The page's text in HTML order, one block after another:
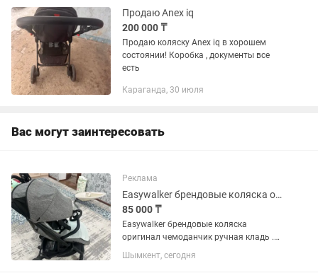
Продаю Anex iq
200 000 ₸
Продаю коляску Anex iq в хорошем
состоянии! Коробка , документы все
есть
Караганда, 30 июля
Вас могут заинтересовать
Реклама
Easywalker брендовые коляска оригинал чемоданчик ручная кладь
85 000 ₸
Easywalker брендовые коляска
оригинал чемоданчик ручная кладь .
Коляска выглядит на сегодняшний
день на 9 баллов из 10 баллов.
Шымкент, сегодня